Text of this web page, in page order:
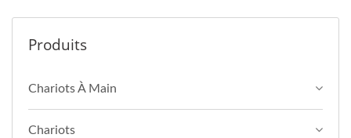
Produits
Chariots À Main
Chariots